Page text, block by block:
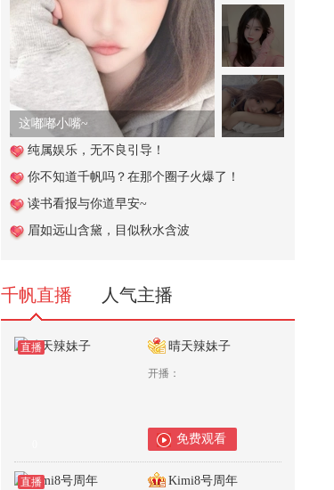
区语音唱一句副歌，聊聊你的青春
童年那家小卖部【六元盒饭】@搞
笑狐 @80后小芳 @小狐
537
意想不到的盗窃方式
1,994
中国文化常识
这嘟嘟小嘴~
纯属娱乐，无不良引导！
你不知道千帆吗？在那个圈子火爆了！
读书看报与你道早安~
眉如远山含黛，目似秋水含波
千帆直播 人气主播
直播 晴天辣妹子
开播：
免费观看
直播 Kimi8号周年